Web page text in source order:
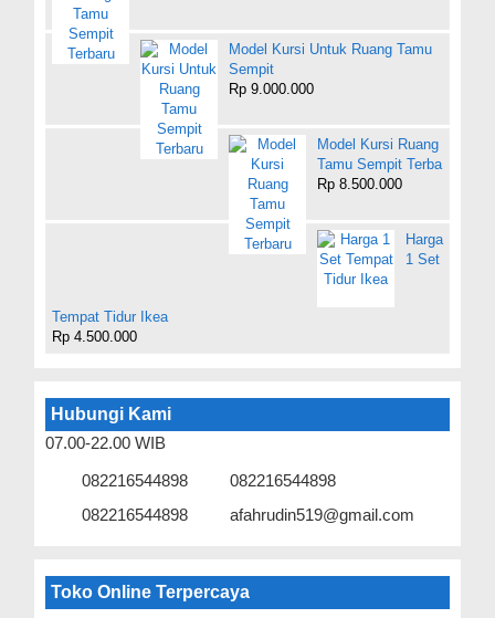
Model Kursi Untuk Ruang Tamu
Sempit
Rp 9.000.000
Model Kursi Ruang
Tamu Sempit Terba
Rp 8.500.000
Harga
1 Set
Tempat Tidur Ikea
Rp 4.500.000
Hubungi Kami
07.00-22.00 WIB
082216544898
082216544898
082216544898
afahrudin519@gmail.com
Toko Online Terpercaya